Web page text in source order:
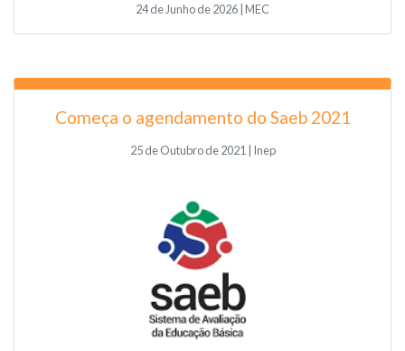
24 de Junho de 2026 | MEC
Começa o agendamento do Saeb 2021
25 de Outubro de 2021 | Inep